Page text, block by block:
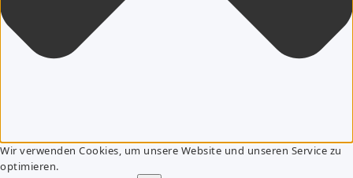
Wir verwenden Cookies, um unsere Website und unseren Service zu
optimieren.